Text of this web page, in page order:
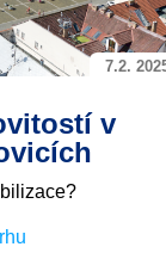
7.2.
v